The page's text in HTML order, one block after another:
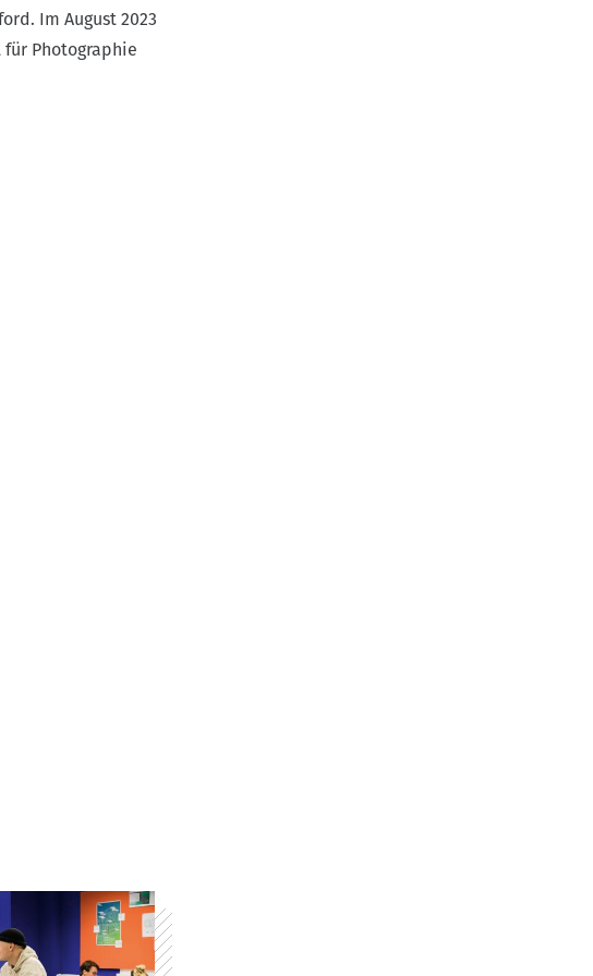
Im August 2023
Photographie